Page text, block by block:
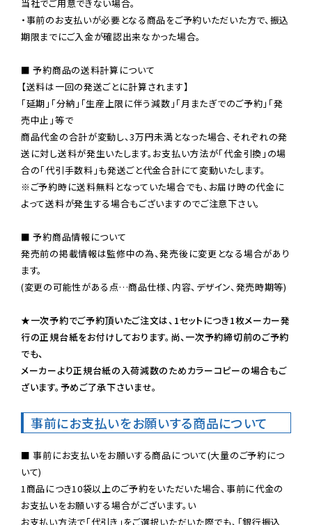
当社でご用意できない場合。
・事前のお支払いが必要となる商品をご予約いただいた方で、振込
期限までにご入金が確認出来なかった場合。
■ 予約商品の送料計算について
【送料は一回の発送ごとに計算されます】
「延期」「分納」「生産上限に伴う減数」「月またぎでのご予約」「発
売中止」等で
商品代金の合計が変動し、3万円未満となった場合、それぞれの発
送に対し送料が発生いたします。お支払い方法が「代金引換」の場
※ご予約時に送料無料となっていた場合でも、お届け時の代金に
よって送料が発生する場合もございますのでご注意下さい。
■ 予約商品情報について
発売前の掲載情報は監修中の為、発売後に変更となる場合があり
ます。
(変更の可能性がある点…商品仕様、内容、デザイン、発売時期等)
★一次予約でご予約頂いたご注文は、1セットにつき1枚メーカー発
行の正規台紙をお付けしております。尚、一次予約締切前のご予約
でも、
メーカーより正規台紙の入荷減数のためカラーコピーの場合もご
ざいます。予めご了承下さいませ。
事前にお支払いをお願いする商品について
■ 事前にお支払いをお願いする商品について(大量のご予約につ
いて)
1商品につき10袋以上のご予約をいただいた場合、事前に代金の
お支払いをお願いする場合がございます。い
お支払い方法で「代引き」をご選択いただいた際でも、「銀行振込